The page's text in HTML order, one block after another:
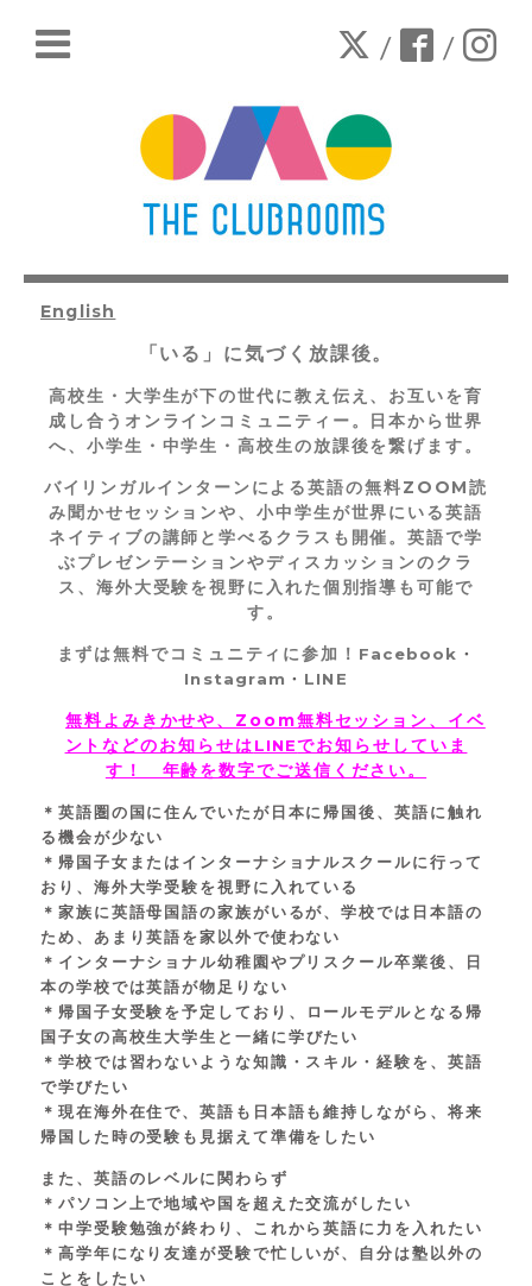
/ /
English
「いる」に気づく放課後。
高校生・大学生が下の世代に教え伝え、お互いを育
成し合うオンラインコミュニティー。
日本から世界
へ、小学生・中学生・高校生の放課後を繋げます。
バイリンガルインターンによる英語の無料ZOOM読
み聞かせセッションや、小中学生が世界にいる英語
ネイティブの講師と学べるクラスも開催。英語で学
ぶプレゼンテーションやディスカッションのクラ
ス、海外大受験を視野に入れた個別指導も可能で
す。
まずは無料でコミュニティに参加！ Facebook ・
Instagram ・ LINE
無料よみきかせや、Zoom無料セッション、イベ
ントなどのお知らせはLINEでお知らせしていま
す！ 年齢を数字でご送信ください。
＊英語圏の国に住んでいたが日本に帰国後、英語に触れ
る機会が少ない
＊帰国子女またはインターナショナルスクールに行って
おり、海外大学受験を視野に入れている
＊家族に英語母国語の家族がいるが、学校では日本語の
ため、あまり英語を家以外で使わない
＊インターナショナル幼稚園やプリスクール卒業後、日
本の学校では英語が物足りない
＊ 帰国子女受験を予定しており 、ロールモデルとなる帰
国子女の高校生 大学生と一緒に学びたい
＊学校では習わないような知識・スキル・経験を、英語
で学びたい
＊現在海外在住で、英語も日本語も維持しながら、将来
帰国した時の受験も見据えて準備をしたい
また、英語のレベルに関わらず
＊パソコン上で地域や国を超えた交流がしたい
＊中学受験勉強が終わり、これから英語に力を入れたい
＊高学年になり友達が受験で忙しいが、自分は塾以外の
ことをしたい